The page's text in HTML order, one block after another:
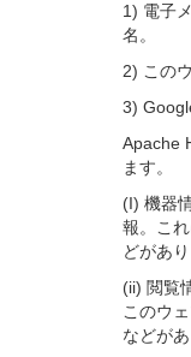
1) 電子
名。
2) この
3)
Apache
ます。
(I) 機器
報。こ
どがあり
(ii) 閲覧
このウ
などがあ